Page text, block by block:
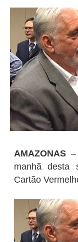
AMAZONAS
manhã desta
Cartão